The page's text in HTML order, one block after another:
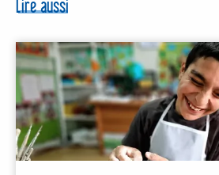
Lire aussi